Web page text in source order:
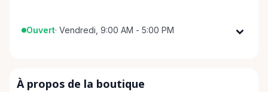
Ouvert· Vendredi, 9:00 AM - 5:00 PM
Mercredi
À propos de la boutique